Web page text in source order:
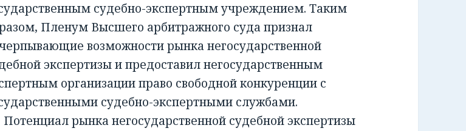
судебно-экспертным учреждением. Таким
Пленум Высшего арбитражного суда признал
возможности рынка негосударственной
экспертизы и предоставил негосударственным
организации право свободной конкуренции с
судебно-экспертными службами.
Потенциал рынка негосударственной судебной экспертизы